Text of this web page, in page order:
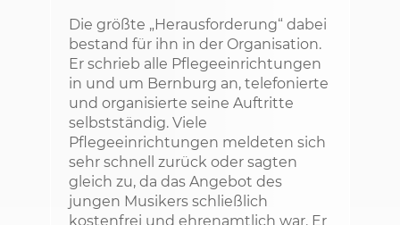
Die größte „Herausforderung“ dabei
bestand für ihn in der Organisation.
Er schrieb alle Pflegeeinrichtungen
in und um Bernburg an, telefonierte
und organisierte seine Auftritte
selbstständig. Viele
Pflegeeinrichtungen meldeten sich
sehr schnell zurück oder sagten
gleich zu, da das Angebot des
jungen Musikers schließlich
kostenfrei und ehrenamtlich war. Er